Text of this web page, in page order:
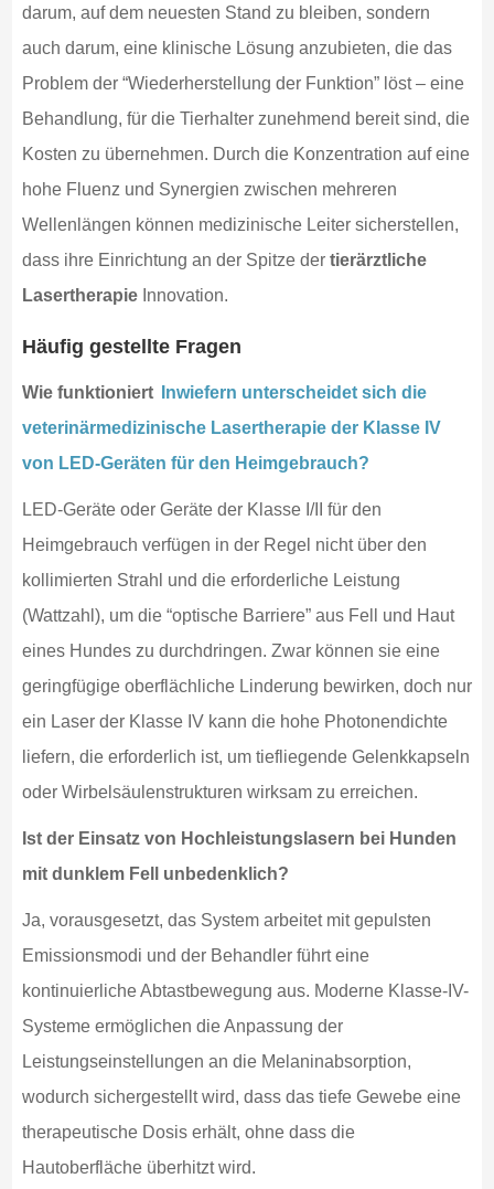
darum, auf dem neuesten Stand zu bleiben, sondern
auch darum, eine klinische Lösung anzubieten, die das
Problem der “Wiederherstellung der Funktion” löst – eine
Behandlung, für die Tierhalter zunehmend bereit sind, die
Kosten zu übernehmen. Durch die Konzentration auf eine
hohe Fluenz und Synergien zwischen mehreren
Wellenlängen können medizinische Leiter sicherstellen,
dass ihre Einrichtung an der Spitze der tierärztliche
LasertherapieInnovation.
Häufig gestellte Fragen
Wie funktioniert
Inwiefern unterscheidet sich die
veterinärmedizinische Lasertherapie der Klasse IV
von LED-Geräten für den Heimgebrauch?
LED-Geräte oder Geräte der Klasse I/II für den
Heimgebrauch verfügen in der Regel nicht über den
kollimierten Strahl und die erforderliche Leistung
(Wattzahl), um die “optische Barriere” aus Fell und Haut
eines Hundes zu durchdringen. Zwar können sie eine
geringfügige oberflächliche Linderung bewirken, doch nur
ein Laser der Klasse IV kann die hohe Photonendichte
liefern, die erforderlich ist, um tiefliegende Gelenkkapseln
oder Wirbelsäulenstrukturen wirksam zu erreichen.
Ist der Einsatz von Hochleistungslasern bei Hunden
mit dunklem Fell unbedenklich?
Ja, vorausgesetzt, das System arbeitet mit gepulsten
Emissionsmodi und der Behandler führt eine
kontinuierliche Abtastbewegung aus. Moderne Klasse-IV-
Systeme ermöglichen die Anpassung der
Leistungseinstellungen an die Melaninabsorption,
wodurch sichergestellt wird, dass das tiefe Gewebe eine
therapeutische Dosis erhält, ohne dass die
Hautoberfläche überhitzt wird.